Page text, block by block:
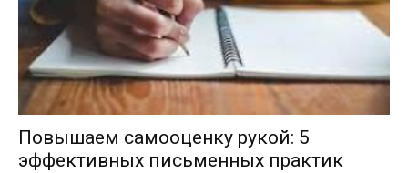
Повышаем самооценку рукой: 5
эффективных письменных практик